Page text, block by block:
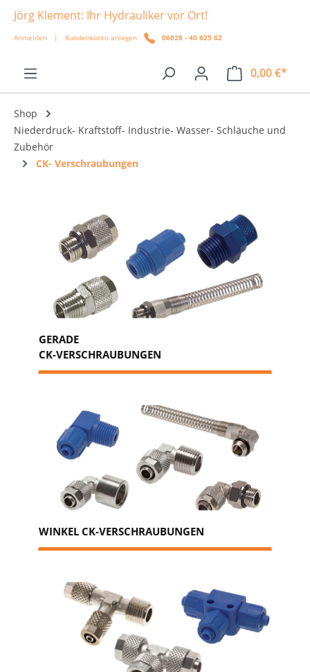
springen
Jörg Klement: Ihr Hydrauliker vor Ort!
Anmelden | Kundenkonto anlegen 06028 - 40 625 62
0,00 €*
Shop
Niederdruck- Kraftstoff- Industrie- Wasser- Schläuche und
Zubehör
CK- Verschraubungen
GERADE
CK-VERSCHRAUBUNGEN
WINKEL CK-VERSCHRAUBUNGEN